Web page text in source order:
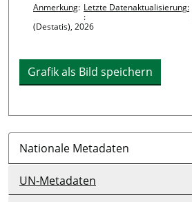
Anmerkung: Letzte Datenaktualisierung:
:
(Destatis), 2026
Grafik als Bild speichern
Nationale Metadaten
UN-Metadaten